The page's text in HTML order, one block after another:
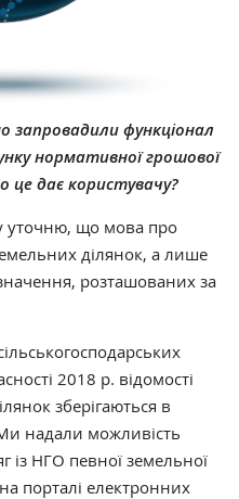
запровадили функціонал
нормативної грошової
це дає користувачу?
уточню, що мова про
ділянок, а лише
розташованих за
2018 р. відомості
зберігаються в
надали можливість
із НГО певної земельної
порталі електронних